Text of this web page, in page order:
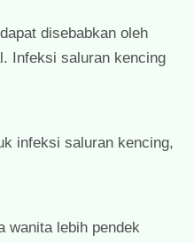
disebabkan oleh
Infeksi saluran kencing
infeksi saluran kencing,
wanita lebih pendek